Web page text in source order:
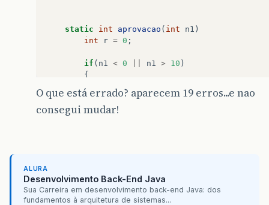
static int aprovacao ( int n1 )
int
r = 0 ;
if ( n1 < 0 n1 > 10 )
{
return r;
}
if( n1 >= 5 && n1
{
r = 3;
O que está errado? aparecem 19 erros...e nao
consegui mudar!
ALURA
Desenvolvimento Back-End Java
Sua Carreira em desenvolvimento back-end Java: dos
fundamentos à arquitetura de sistemas...